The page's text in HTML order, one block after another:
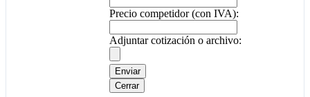
Precio competidor (con IVA):
Adjuntar cotización o archivo:
Enviar
Cerrar